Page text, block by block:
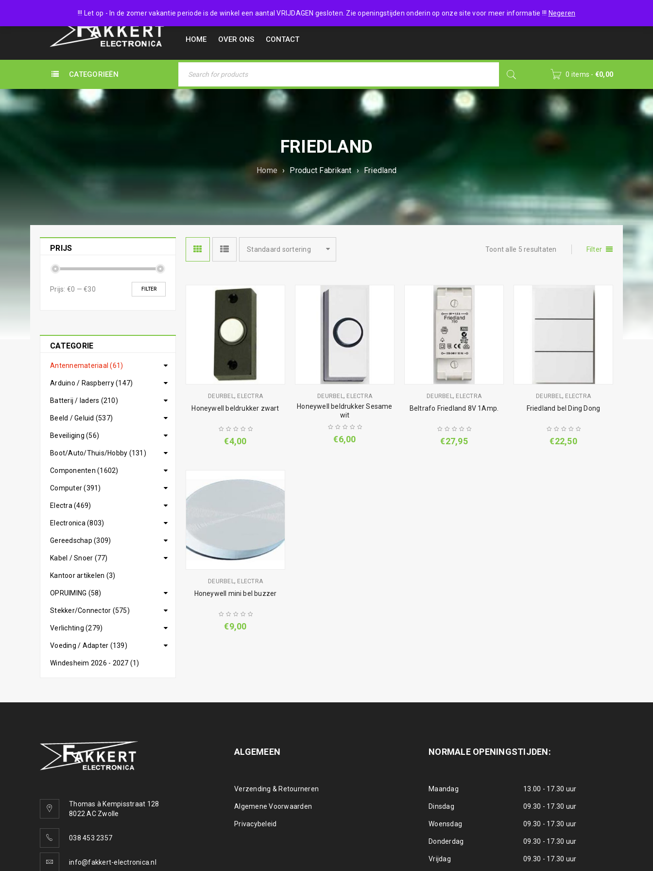
!!! Let op - In de zomer vakantie periode is de winkel een aantal VRIJDAGEN gesloten. Zie openingstijden onderin op onze site voor meer informatie !!! Negeren
038 4532357 Wishlist (0)
HOME OVER ONS CONTACT
CATEGORIEËN 0 items - €0,00
FRIEDLAND
Home › Product Fabrikant › Friedland
PRIJS
FILTER
Prijs: €0 — €30
CATEGORIE
Antennemateriaal (61)
Arduino / Raspberry (147)
Batterij / laders (210)
Beeld / Geluid (537)
Beveiliging (56)
Boot/Auto/Thuis/Hobby (131)
Componenten (1602)
Computer (391)
Electra (469)
Electronica (803)
Gereedschap (309)
Kabel / Snoer (77)
Kantoor artikelen (3)
OPRUIMING (58)
Stekker/Connector (575)
Verlichting (279)
Voeding / Adapter (139)
Windesheim 2026 - 2027 (1)
Filter
Toont alle 5 resultaten
Standaard sortering
DEURBEL, ELECTRA
Honeywell beldrukker zwart
€4,00
DEURBEL, ELECTRA
Honeywell beldrukker Sesame
wit
€6,00
DEURBEL, ELECTRA
Beltrafo Friedland 8V 1Amp.
€27,95
DEURBEL, ELECTRA
Friedland bel Ding Dong
€22,50
DEURBEL, ELECTRA
Honeywell mini bel buzzer
€9,00
Thomas à Kempisstraat 128
8022 AC Zwolle
038 453 2357
info@fakkert-electronica.nl
ALGEMEEN
Verzending & Retourneren
Algemene Voorwaarden
Privacybeleid
NORMALE OPENINGSTIJDEN:
Maandag 13.00 - 17.30 uur
Dinsdag 09.30 - 17.30 uur
Woensdag 09.30 - 17.30 uur
Donderdag 09.30 - 17.30 uur
Vrijdag 09.30 - 17.30 uur